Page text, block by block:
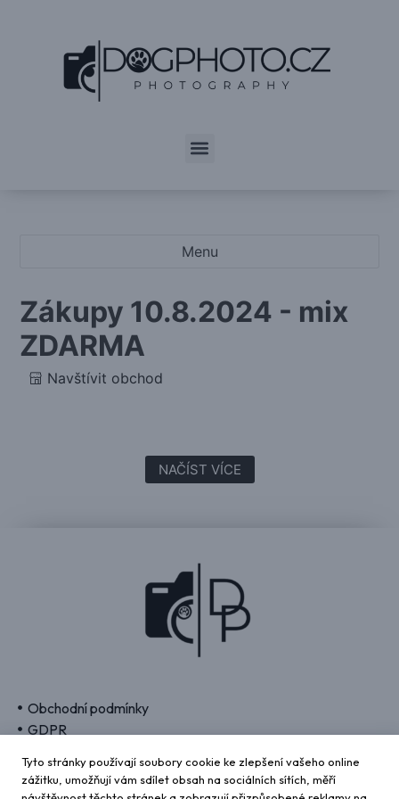
Menu
Zákupy 10.8.2024 - mix
ZDARMA
Navštívit obchod
NAČÍST VÍCE
Obchodní podmínky
GDPR
Tyto stránky používají soubory cookie ke zlepšení vašeho online
zážitku, umožňují vám sdílet obsah na sociálních sítích, měří